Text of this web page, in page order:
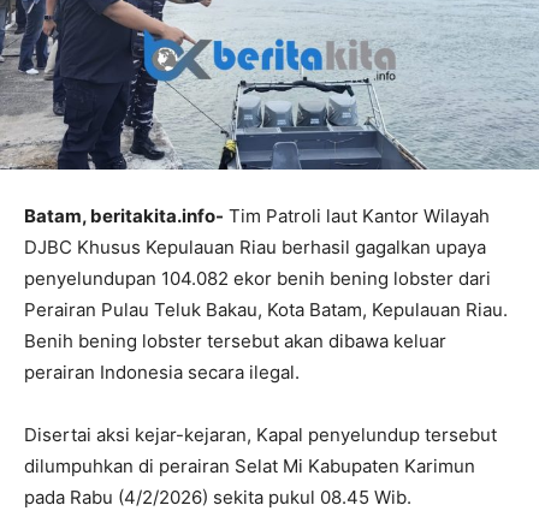
Batam, beritakita.info- Tim Patroli laut Kantor Wilayah
DJBC Khusus Kepulauan Riau berhasil gagalkan upaya
penyelundupan 104.082 ekor benih bening lobster dari
Perairan Pulau Teluk Bakau, Kota Batam, Kepulauan Riau.
Benih bening lobster tersebut akan dibawa keluar
perairan Indonesia secara ilegal.
Disertai aksi kejar-kejaran, Kapal penyelundup tersebut
dilumpuhkan di perairan Selat Mi Kabupaten Karimun
pada Rabu (4/2/2026) sekita pukul 08.45 Wib.